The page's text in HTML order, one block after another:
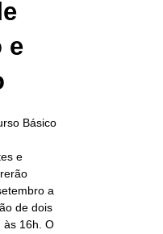
e
Básico
e
a
de dois
às 16h. O